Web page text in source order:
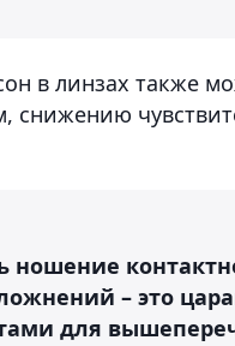
в линзах также
снижению
ношение
– это
для